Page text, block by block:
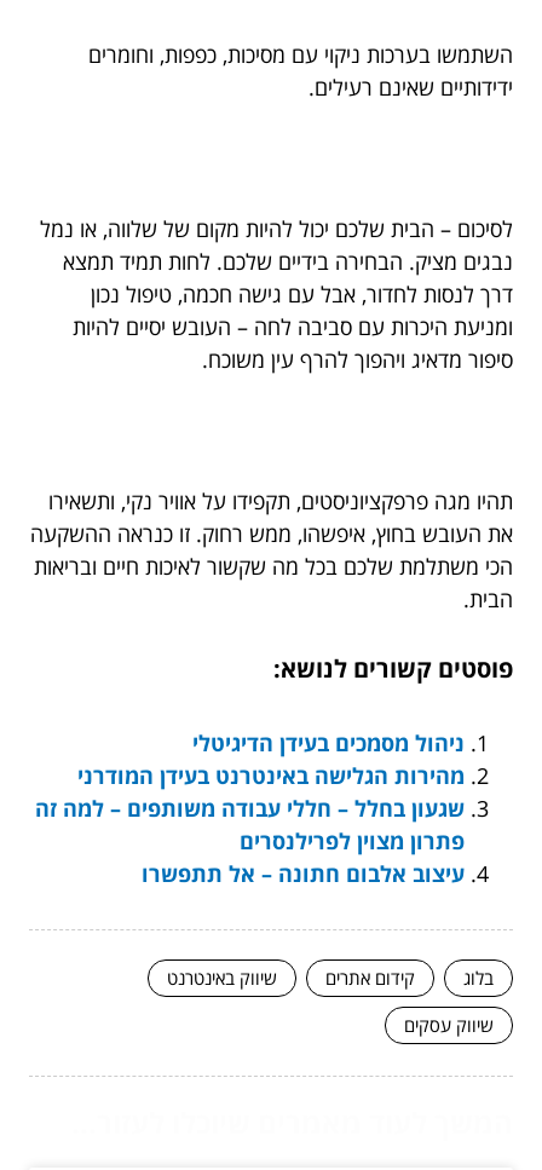
השתמשו בערכות ניקוי עם מסיכות, כפפות, וחומרים
ידידותיים שאינם רעילים.
לסיכום – הבית שלכם יכול להיות מקום של שלווה, או נמל
נבגים מציק. הבחירה בידיים שלכם. לחות תמיד תמצא
דרך לנסות לחדור, אבל עם גישה חכמה, טיפול נכון
ומניעת היכרות עם סביבה לחה – העובש יסיים להיות
סיפור מדאיג ויהפוך להרף עין משוכח.
תהיו מגה פרפקציוניסטים, תקפידו על אוויר נקי, ותשאירו
את העובש בחוץ, איפשהו, ממש רחוק. זו כנראה ההשקעה
הכי משתלמת שלכם בכל מה שקשור לאיכות חיים ובריאות
הבית.
פוסטים קשורים לנושא:
ניהול מסמכים בעידן הדיגיטלי
מהירות הגלישה באינטרנט בעידן המודרני
שגעון בחלל – חללי עבודה משותפים – למה זה
פתרון מצוין לפרילנסרים
עיצוב אלבום חתונה – אל תתפשרו
בלוג קידום אתרים
שיווק באינטרנט
שיווק עסקים